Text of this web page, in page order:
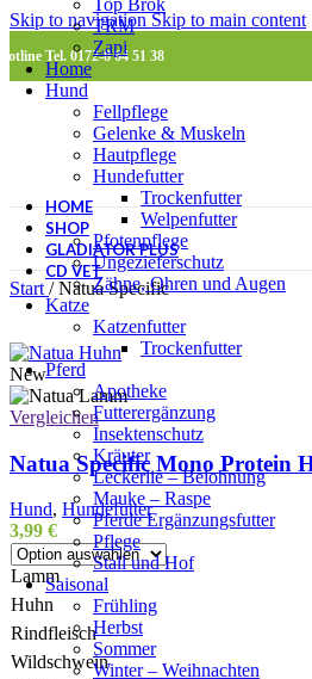
Skip to navigationSkip to main content
Tel. 0172-8 64 51 38
TRM
Zapi
Home
Hund
Fellpflege
Gelenke & Muskeln
Hautpflege
Hundefutter
Trockenfutter
Welpenfutter
Pfotenpflege
Ungezieferschutz
Zähne, Ohren und Augen
Katze
Katzenfutter
Trockenfutter
Pferd
Apotheke
Futterergänzung
Insektenschutz
Kräuter
Leckerlie – Belohnung
Mauke – Raspe
Pferde Ergänzungsfutter
Pflege
Stall und Hof
Saisonal
Frühling
Herbst
Sommer
Winter – Weihnachten
HOME
SHOP
GLADIATOR PLUS
CD VET
Start / Natua Specific
New
Vergleichen
Natua Specific Mono Protein
Hund, Hundefutter
3,99 €
Lamm
Huhn
Rindfleisch
Wildschwein